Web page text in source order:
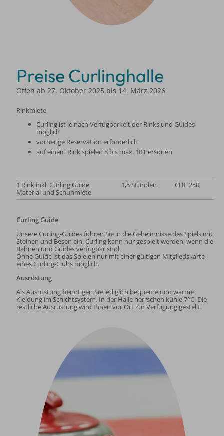
Preise Curlinghalle
Offen ab 27. Oktober 2025 bis 14. März 2026
Rinkmiete
Curling ist je nach Verfügbarkeit der Rinks und Guides
möglich
vorherige Reservation erforderlich
auf einem Rink spielen 8 bis max. 10 Personen
1 Rink inkl. Curling Guide,
Material und Schuhmiete
1,5 Stunden CHF 250
Curling Guide
Unsere Curling-Guides führen Sie in die Geheimnisse des Spiels mit
Steinen und Besen ein. Curling kann nur gespielt werden, wenn die
Bahnen und Guides verfügbar sind.
Ohne Guide ist das Spielen nur mit einer gültigen Mitgliedskarte
eines Curling-Clubs möglich.
Ausrüstung
Als Ausrüstung benötigen Sie lediglich bequeme und warme
Kleidung im Schichtsystem. In der Halle herrschen kühle 7°C. Die
restliche Ausrüstung wird Ihnen vor Ort zur Verfügung gestellt.